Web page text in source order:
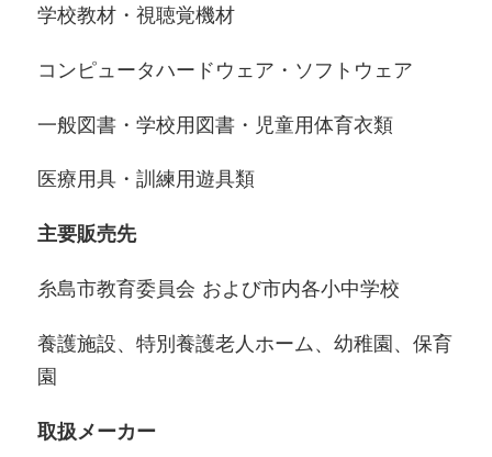
学校教材・視聴覚機材
コンピュータハードウェア・ソフトウェア
一般図書・学校用図書・児童用体育衣類
医療用具・訓練用遊具類
主要販売先
糸島市教育委員会 および市内各小中学校
養護施設、特別養護老人ホーム、幼稚園、保育
園
取扱メーカー